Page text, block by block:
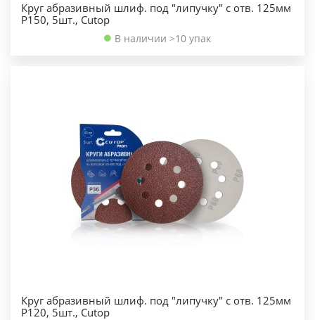
Круг абразивный шлиф. под "липучку" с отв. 125мм
Р150, 5шт., Cutop
В наличии >10 упак
Круг абразивный шлиф. под "липучку" с отв. 125мм
Р120, 5шт., Cutop